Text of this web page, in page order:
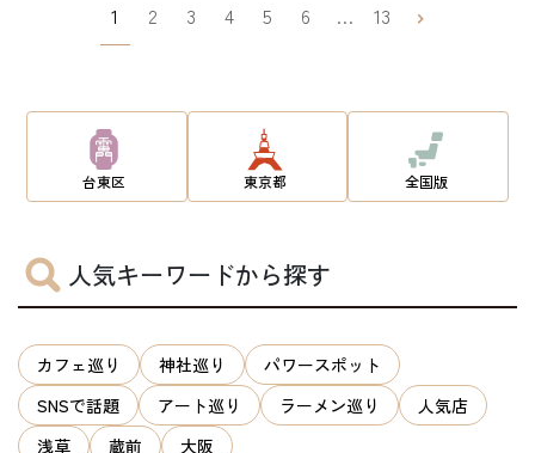
1 2 3 4 5 6 … 13
台東区 東京都 全国版
人気キーワードから探す
カフェ巡り 神社巡り
パワースポット
SNSで話題
アート巡り ラーメン巡り
人気店
浅草
蔵前 大阪